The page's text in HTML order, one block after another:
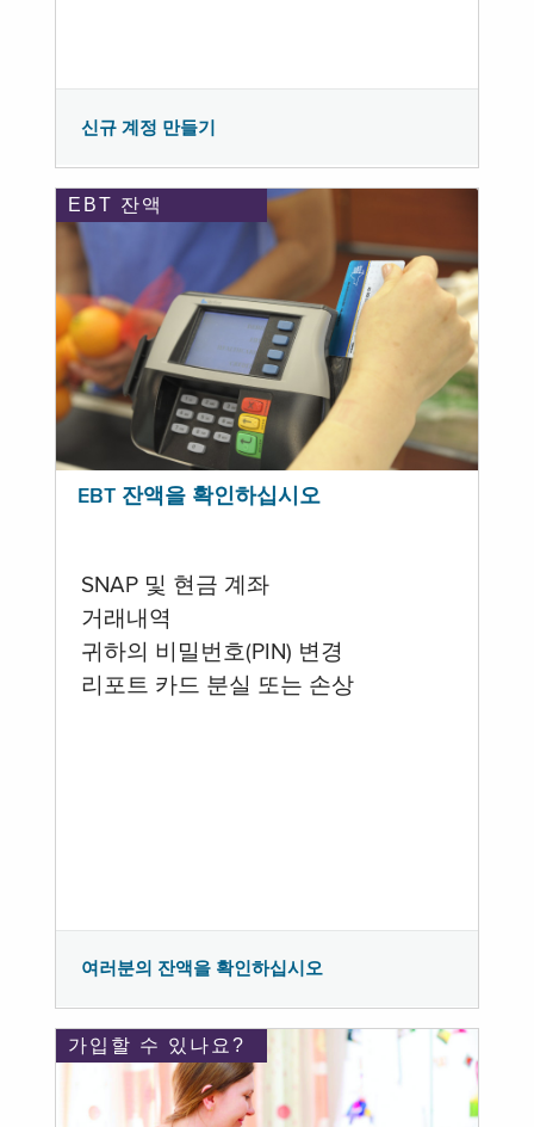
신규 계정 만들기
EBT 잔액
EBT 잔액을 확인하십시오
SNAP 및 현금 계좌
거래내역
귀하의 비밀번호(PIN) 변경
리포트 카드 분실 또는 손상
여러분의 잔액을 확인하십시오
가입할 수 있나요?